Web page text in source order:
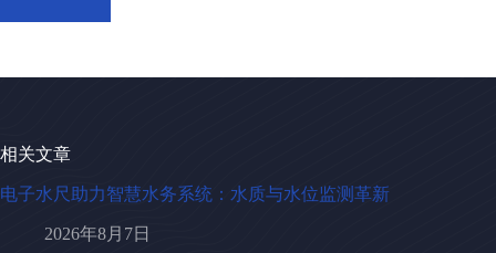
相关文章
电子水尺助力智慧水务系统：水质与水位监测革新
2026年8月7日